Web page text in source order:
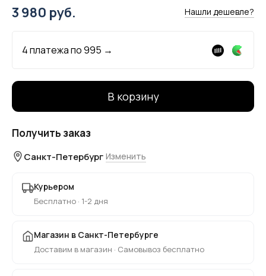
3 980 руб. Нашли дешевле?
4 платежа по995 →
В корзину
Получить заказ
Санкт-Петербург Изменить
Курьером
Бесплатно · 1-2 дня
Магазин в Санкт-Петербурге
Доставим в магазин · Самовывоз бесплатно